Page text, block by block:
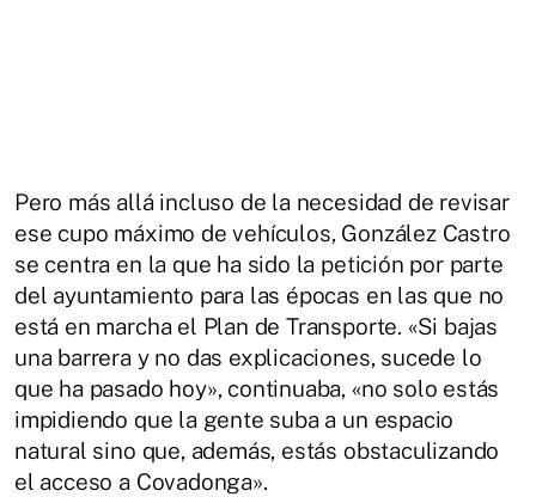
Pero más allá incluso de la necesidad de revisar
ese cupo máximo de vehículos, González Castro
se centra en la que ha sido la petición por parte
del ayuntamiento para las épocas en las que no
está en marcha el Plan de Transporte. «Si bajas
una barrera y no das explicaciones, sucede lo
que ha pasado hoy», continuaba, «no solo estás
impidiendo que la gente suba a un espacio
natural sino que, además, estás obstaculizando
el acceso a Covadonga».